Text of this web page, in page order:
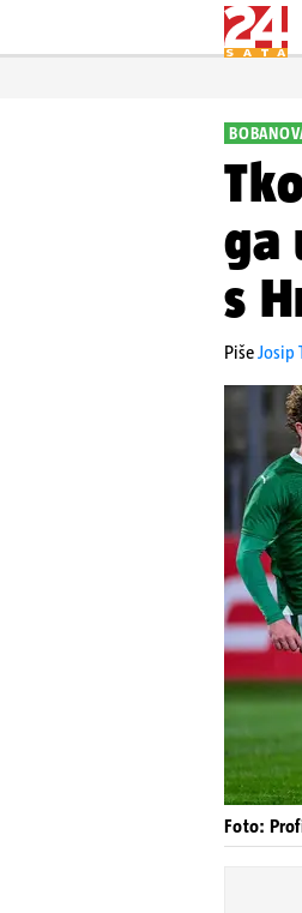
ga
s
PišeJosip
Foto: